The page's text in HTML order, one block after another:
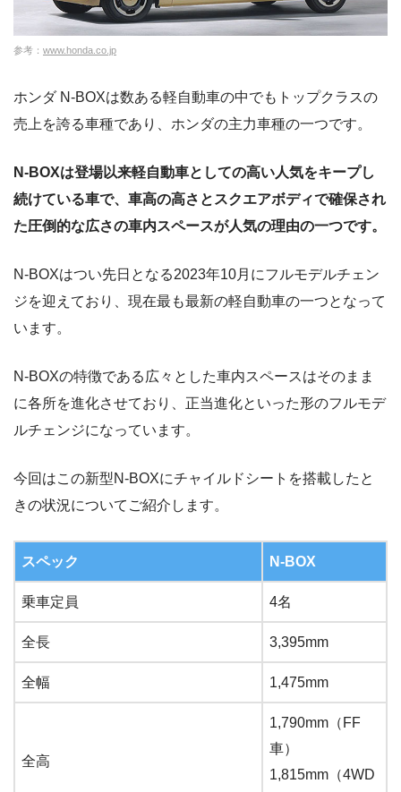
参考： www.honda.co.jp
ホンダ N-BOXは数ある軽自動車の中でもトップクラスの
売上を誇る車種であり、ホンダの主力車種の一つです。
N-BOXは登場以来軽自動車としての高い人気をキープし
続けている車で、車高の高さとスクエアボディで確保され
た圧倒的な広さの車内スペースが人気の理由の一つです。
N-BOXはつい先日となる2023年10月にフルモデルチェン
ジを迎えており、現在最も最新の軽自動車の一つとなって
います。
N-BOXの特徴である広々とした車内スペースはそのまま
に各所を進化させており、正当進化といった形のフルモデ
ルチェンジになっています。
今回はこの新型N-BOXにチャイルドシートを搭載したと
きの状況についてご紹介します。
スペック N-BOX
乗車定員 4名
全長 3,395mm
全幅 1,475mm
全高
1,790mm（FF
車）
1,815mm（4WD